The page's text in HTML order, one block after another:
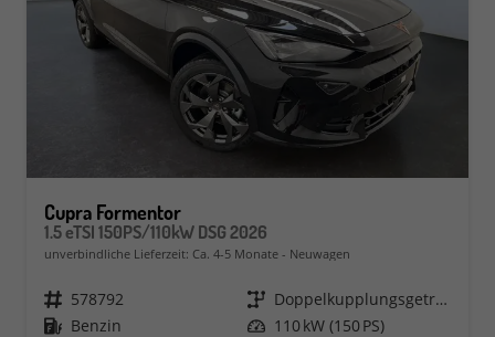
Cupra Formentor
1.5 eTSI 150PS/110kW DSG 2026
unverbindliche Lieferzeit: Ca. 4-5 Monate Neuwagen
Fahrzeugnr. 578792 Getriebe
Doppelkupplungsgetriebe (DSG)
Kraftstoff Benzin Leistung 110 kW (150 PS)